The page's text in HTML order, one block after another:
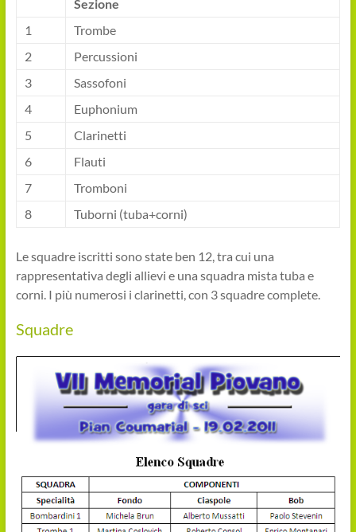
Sezione
1
Trombe
2
Percussioni
3
Sassofoni
4
Euphonium
5
Clarinetti
6
Flauti
7
Tromboni
8
Tuborni (tuba+corni)
Le squadre iscritti sono state ben 12, tra cui una
rappresentativa degli allievi e una squadra mista tuba e
corni. I più numerosi i clarinetti, con 3 squadre complete.
Squadre